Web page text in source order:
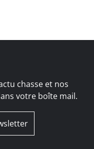
chasse et nos
votre boîte mail.